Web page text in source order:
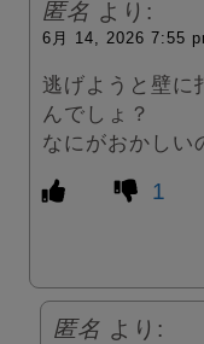
匿名 より:
6月 14, 2026 7:55
逃げようと壁に
んでしょ？
なにがおかしい
1
匿名 より: